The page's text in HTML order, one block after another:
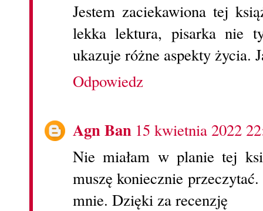
Jestem zaciekawiona tej
lekka lektura, pisarka nie
ukazuje różne aspekty życia.
Odpowiedz
Agn Ban 15 kwietnia 2022
Nie miałam w planie tej
muszę koniecznie
mnie. Dzięki za recenzję